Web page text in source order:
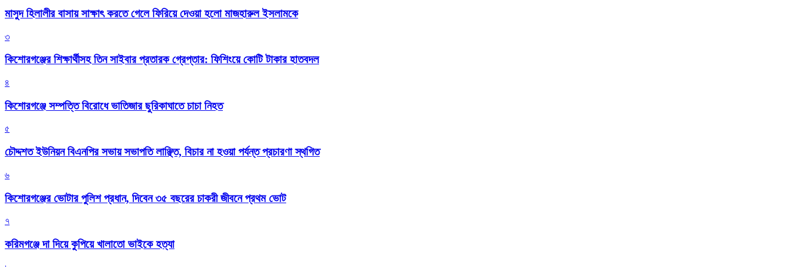
মাসুদ হিলালীর বাসায় সাক্ষাৎ করতে গেলে ফিরিয়ে দেওয়া হলো মাজহারুল ইসলামকে
৩
কিশোরগঞ্জের শিক্ষার্থীসহ তিন সাইবার প্রতারক গ্রেপ্তার: ফিশিংয়ে কোটি টাকার হাতবদল
৪
কিশোরগঞ্জে সম্পত্তি বিরোধে ভাতিজার ছুরিকাঘাতে চাচা নিহত
৫
চৌদ্দশত ইউনিয়ন বিএনপির সভায় সভাপতি লাঞ্ছিত, বিচার না হওয়া পর্যন্ত প্রচারণা স্থগিত
৬
কিশোরগঞ্জের ভোটার পুলিশ প্রধান, দিবেন ৩৫ বছরের চাকরী জীবনে প্রথম ভোট
৭
করিমগঞ্জে দা দিয়ে কুপিয়ে খালাতো ভাইকে হত্যা